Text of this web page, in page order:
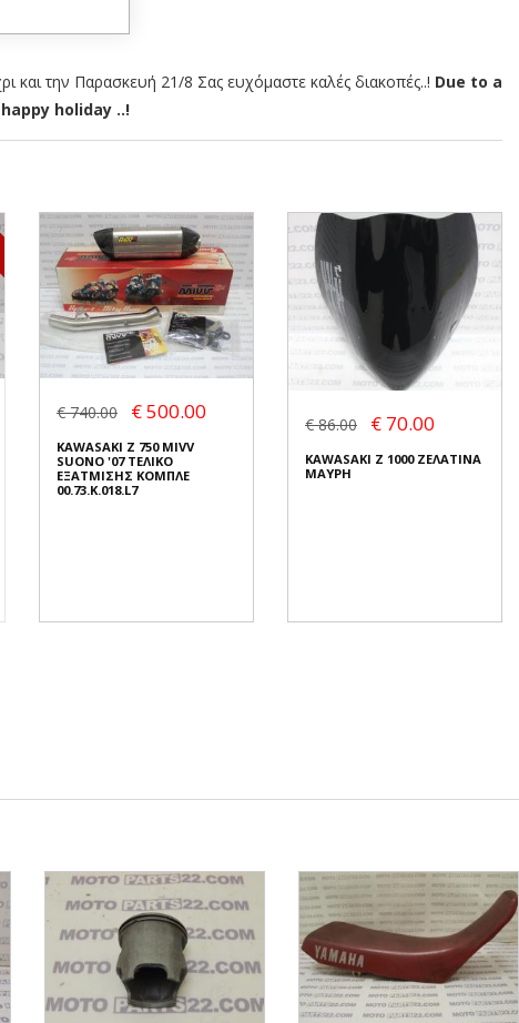
την Παρασκευή 21/8 Σας ευχόμαστε καλές διακοπές..! Due to a
holiday ..!
€ 740.00 € 500.00
KAWASAKI Z 750 MIVV
SUONO '07 ΤΕΛΙΚΟ
ΕΞΑΤΜΙΣΗΣ ΚΟΜΠΛΕ
00.73.K.018.L7
€ 86.00 € 70.00
KAWASAKI Z 1000 ΖΕΛΑΤΙΝΑ
ΜΑΥΡΗ